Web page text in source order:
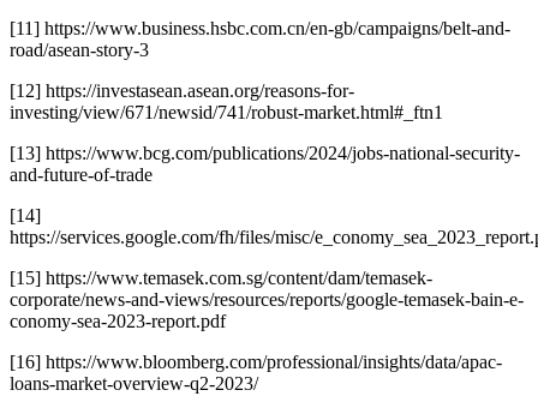
[11] https://www.business.hsbc.com.cn/en-gb/campaigns/belt-and-
road/asean-story-3
[12] https://investasean.asean.org/reasons-for-
investing/view/671/newsid/741/robust-market.html#_ftn1
[13] https://www.bcg.com/publications/2024/jobs-national-security-
and-future-of-trade
[14]
https://services.google.com/fh/files/misc/
[15] https://www.temasek.com.sg/content/dam/temasek-
corporate/news-and-views/resources/reports/google-temasek-bain-e-
conomy-sea-2023-report.pdf
[16] https://www.bloomberg.com/professional/insights/data/apac-
loans-market-overview-q2-2023/